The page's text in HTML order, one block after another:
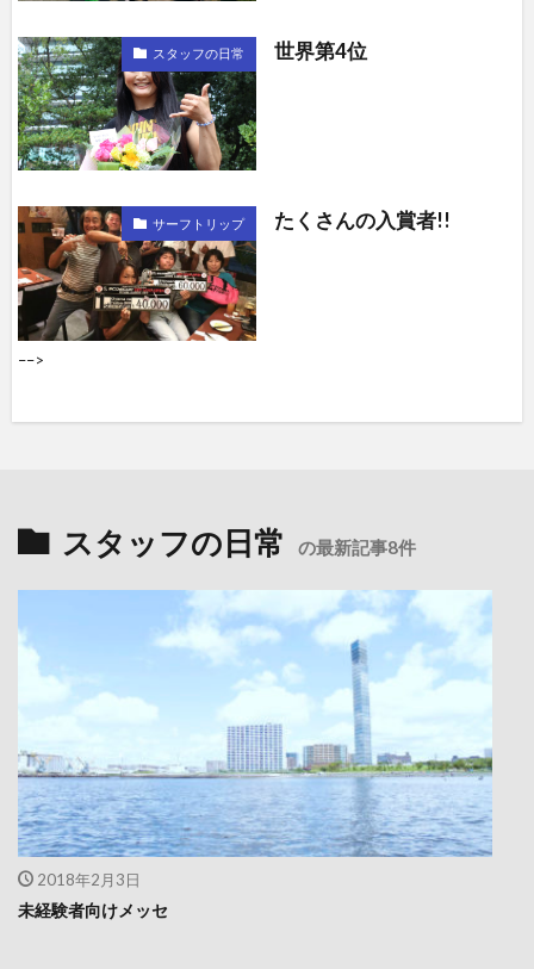
スタッフの日常 世界第4位
サーフトリップ たくさんの入賞者!!
––>
スタッフの日常 の最新記事8件
2018年2月3日
未経験者向けメッセ